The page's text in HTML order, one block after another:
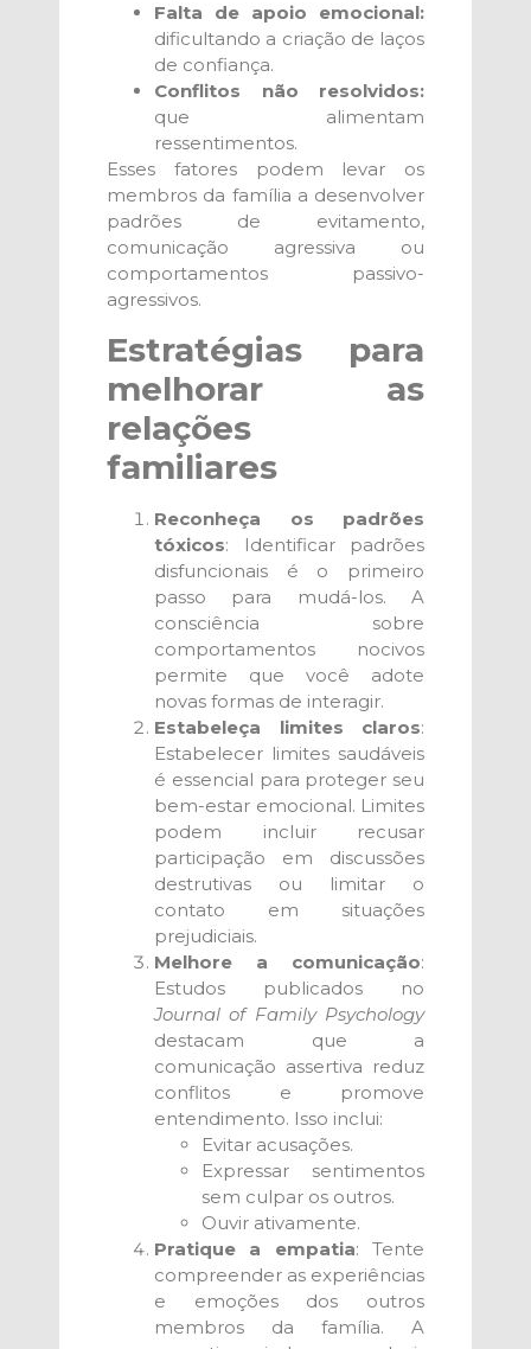
Falta de apoio emocional:
dificultando a criação de laços
de confiança.
Conflitos não resolvidos:
que alimentam
ressentimentos.
Esses fatores podem levar os
membros da família a desenvolver
padrões de evitamento,
comunicação agressiva ou
comportamentos passivo-
agressivos.
Estratégias para
melhorar as
relações
familiares
Reconheça os padrões
tóxicos: Identificar padrões
disfuncionais é o primeiro
passo para mudá-los. A
consciência sobre
comportamentos nocivos
permite que você adote
novas formas de interagir.
Estabeleça limites claros:
Estabelecer limites saudáveis
é essencial para proteger seu
bem-estar emocional. Limites
podem incluir recusar
participação em discussões
destrutivas ou limitar o
contato em situações
prejudiciais.
Melhore a comunicação:
Estudos publicados no
Journal of Family Psychology
destacam que a
comunicação assertiva reduz
conflitos e promove
entendimento. Isso inclui:
Evitar acusações.
Expressar sentimentos
sem culpar os outros.
Ouvir ativamente.
Pratique a empatia: Tente
compreender as experiências
e emoções dos outros
membros da família. A